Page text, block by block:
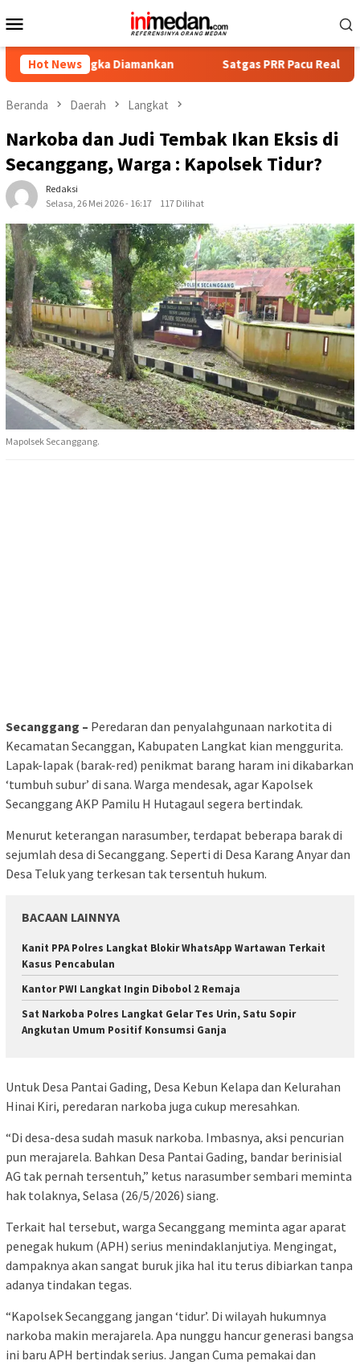
ke
Mobile
Hot News
Diamankan Satgas PRR Pacu Realisasi
Beranda Daerah Langkat
Narkoba dan Judi Tembak Ikan Eksis di
Secanggang, Warga : Kapolsek Tidur?
Redaksi
Selasa, 26 Mei 2026 - 16:17
117 Dilihat
Mapolsek Secanggang.
Secanggang – Peredaran dan penyalahgunaan narkotita di
Kecamatan Secanggan, Kabupaten Langkat kian menggurita.
Lapak-lapak (barak-red) penikmat barang haram ini dikabarkan
‘tumbuh subur’ di sana. Warga mendesak, agar Kapolsek
Secanggang AKP Pamilu H Hutagaul segera bertindak.
Menurut keterangan narasumber, terdapat beberapa barak di
sejumlah desa di Secanggang. Seperti di Desa Karang Anyar dan
Desa Teluk yang terkesan tak tersentuh hukum.
BACAAN LAINNYA
Kanit PPA Polres Langkat Blokir WhatsApp Wartawan Terkait
Kasus Pencabulan
Kantor PWI Langkat Ingin Dibobol 2 Remaja
Sat Narkoba Polres Langkat Gelar Tes Urin, Satu Sopir
Angkutan Umum Positif Konsumsi Ganja
Untuk Desa Pantai Gading, Desa Kebun Kelapa dan Kelurahan
Hinai Kiri, peredaran narkoba juga cukup meresahkan.
“Di desa-desa sudah masuk narkoba. Imbasnya, aksi pencurian
pun merajarela. Bahkan Desa Pantai Gading, bandar berinisial
AG tak pernah tersentuh,” ketus narasumber sembari meminta
hak tolaknya, Selasa (26/5/2026) siang.
Terkait hal tersebut, warga Secanggang meminta agar aparat
penegak hukum (APH) serius menindaklanjutiya. Mengingat,
dampaknya akan sangat buruk jika hal itu terus dibiarkan tanpa
adanya tindakan tegas.
“Kapolsek Secanggang jangan ‘tidur’. Di wilayah hukumnya
narkoba makin merajarela. Apa nunggu hancur generasi bangsa
ini baru APH bertindak serius. Jangan Cuma pemakai dan